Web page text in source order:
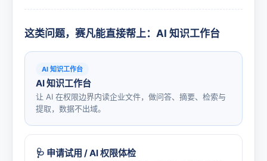
这类问题，赛凡能直接帮上：AI 知识工作台
AI 知识工作台
AI 知识工作台
让 AI 在权限边界内读企业文件，做问答、摘要、检索与
提取，数据不出域。
🩺 申请试用 / AI 权限体检